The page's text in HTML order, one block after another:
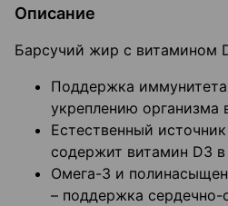
Описание
Барсучий жир с витамином
Поддержка иммунитета
укреплению организма
Естественный
содержит витамин D3
Омега-3 и
– поддержка